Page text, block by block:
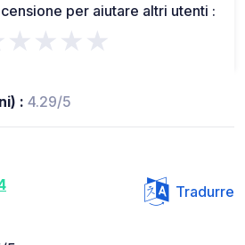
per aiutare altri utenti :
: 4.29/5
Tradurre